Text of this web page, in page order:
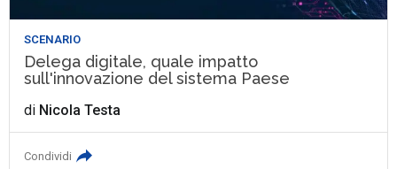
SCENARIO
Delega digitale, quale impatto
sull'innovazione del sistema Paese
di Nicola Testa
Condividi